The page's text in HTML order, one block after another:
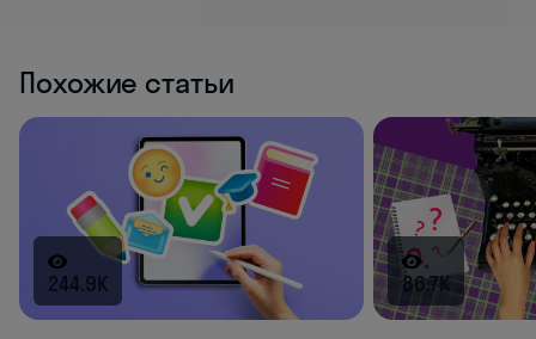
Похожие статьи
244.9K 86.7K